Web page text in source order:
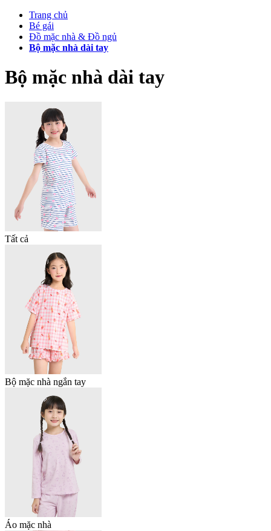
Trang chủ
Bé gái
Đồ mặc nhà & Đồ ngủ
Bộ mặc nhà dài tay
Bộ mặc nhà dài tay
Tất cả
Bộ mặc nhà ngắn tay
Áo mặc nhà